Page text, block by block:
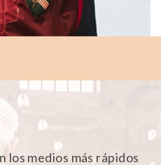
los medios más rápidos